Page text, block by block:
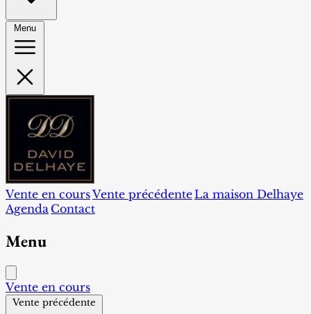
Menu
Vente en coursVente précédente La maison Delhaye
Agenda Contact
Menu
Vente en cours
Vente précédente